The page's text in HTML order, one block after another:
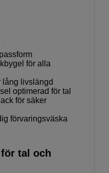
för alla
lång livslängd
optimerad för tal
för säker
förvaringsväska
tal och